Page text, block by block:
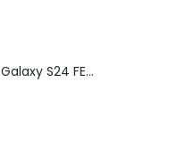
Samsung Galaxy S24 FE scherm herstelling